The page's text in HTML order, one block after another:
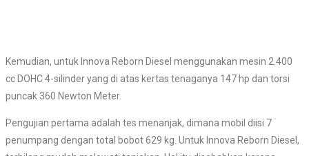
Kemudian, untuk Innova Reborn Diesel menggunakan mesin 2.400
cc DOHC 4-silinder yang di atas kertas tenaganya 147 hp dan torsi
puncak 360 Newton Meter.
Pengujian pertama adalah tes menanjak, dimana mobil diisi 7
penumpang dengan total bobot 629 kg. Untuk Innova Reborn Diesel,